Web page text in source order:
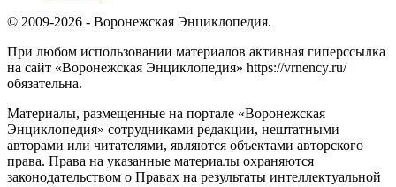
© 2009-2026 - Воронежская Энциклопедия.
При любом использовании материалов активная гиперссылка
на сайт «Воронежская Энциклопедия» https://vrnency.ru/
обязательна.
Материалы, размещенные на портале «Воронежская
Энциклопедия» сотрудниками редакции, нештатными
авторами или читателями, являются объектами авторского
права. Права на указанные материалы охраняются
законодательством о Правах на результаты интеллектуальной